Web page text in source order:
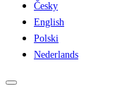
Česky
English
Polski
Nederlands